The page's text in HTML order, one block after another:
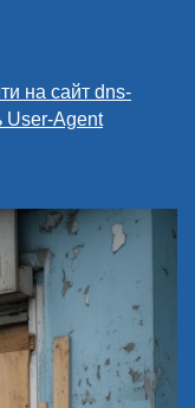
на сайт dns-
User-Agent